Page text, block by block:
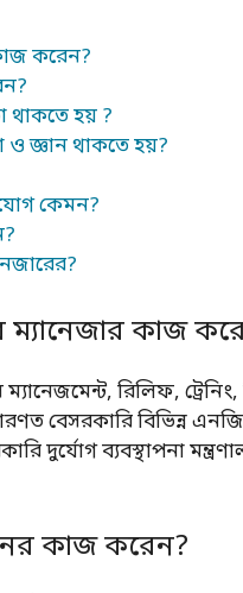
করেন?
থাকতে হয় ?
ও জ্ঞান থাকতে হয়?
কেমন?
কাজ
রিলিফ,
বেসরকারি বিভিন্ন
দুর্যোগ ব্যবস্থাপনা
কাজ করেন?